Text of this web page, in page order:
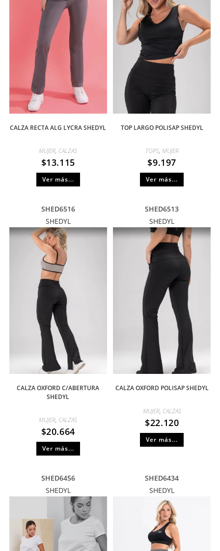
CALZA RECTA ALG LYCRA SHEDYL
MUJER, CALZAS
$13.115
Ver más...
TOP LARGO POLISAP SHEDYL
TOPS, MUJER
$9.197
Ver más...
SHED6516
SHEDYL
CALZA OXFORD C/ABERTURA
SHEDYL
MUJER, CALZAS
$20.664
Ver más...
SHED6513
SHEDYL
CALZA OXFORD POLISAP SHEDYL
MUJER, CALZAS
$22.120
Ver más...
SHED6456
SHEDYL
SHED6434
SHEDYL